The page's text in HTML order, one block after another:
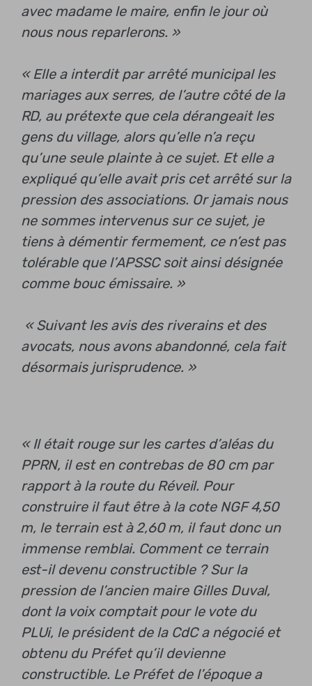
avec madame le maire, enfin le jour où
nous nous reparlerons. »
« Elle a interdit par arrêté municipal les
mariages aux serres, de l’autre côté de la
RD, au prétexte que cela dérangeait les
gens du village, alors qu’elle n’a reçu
qu’une seule plainte à ce sujet. Et elle a
expliqué qu’elle avait pris cet arrêté sur la
pression des associations. Or jamais nous
ne sommes intervenus sur ce sujet, je
tiens à démentir fermement, ce n’est pas
tolérable que l’APSSC soit ainsi désignée
comme bouc émissaire. »
« Suivant les avis des riverains et des
avocats, nous avons abandonné, cela fait
désormais jurisprudence. »
« Il était rouge sur les cartes d’aléas du
PPRN, il est en contrebas de 80 cm par
rapport à la route du Réveil. Pour
construire il faut être à la cote NGF 4,50
m, le terrain est à 2,60 m, il faut donc un
immense remblai. Comment ce terrain
est-il devenu constructible ? Sur la
pression de l’ancien maire Gilles Duval,
dont la voix comptait pour le vote du
PLUi, le président de la CdC a négocié et
obtenu du Préfet qu’il devienne
constructible. Le Préfet de l’époque a